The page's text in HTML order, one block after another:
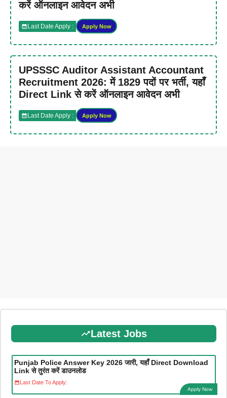
करें ऑनलाइन आवेदन अभी
Last Date Apply : Apply Now
UPSSSC Auditor Assistant Accountant
Recruitment 2026: में 1829 पदों पर भर्ती, यहाँ
Direct Link से करें ऑनलाइन आवेदन अभी
Last Date Apply : Apply Now
Latest Jobs
Punjab Police Answer Key 2026 जारी, यहाँ Direct Download
Link से तुरंत करें डाउनलोड
Last Date To Apply:
Apply Now